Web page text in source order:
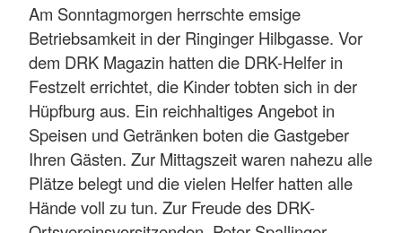
Am Sonntagmorgen herrschte emsige
Betriebsamkeit in der Ringinger Hilbgasse. Vor
dem DRK Magazin hatten die DRK-Helfer in
Festzelt errichtet, die Kinder tobten sich in der
Hüpfburg aus. Ein reichhaltiges Angebot in
Speisen und Getränken boten die Gastgeber
Ihren Gästen. Zur Mittagszeit waren nahezu alle
Plätze belegt und die vielen Helfer hatten alle
Hände voll zu tun. Zur Freude des DRK-